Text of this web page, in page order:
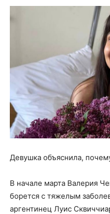
Девушка объяснила,
В начале марта Валерия
борется с тяжелым
аргентинец Луис